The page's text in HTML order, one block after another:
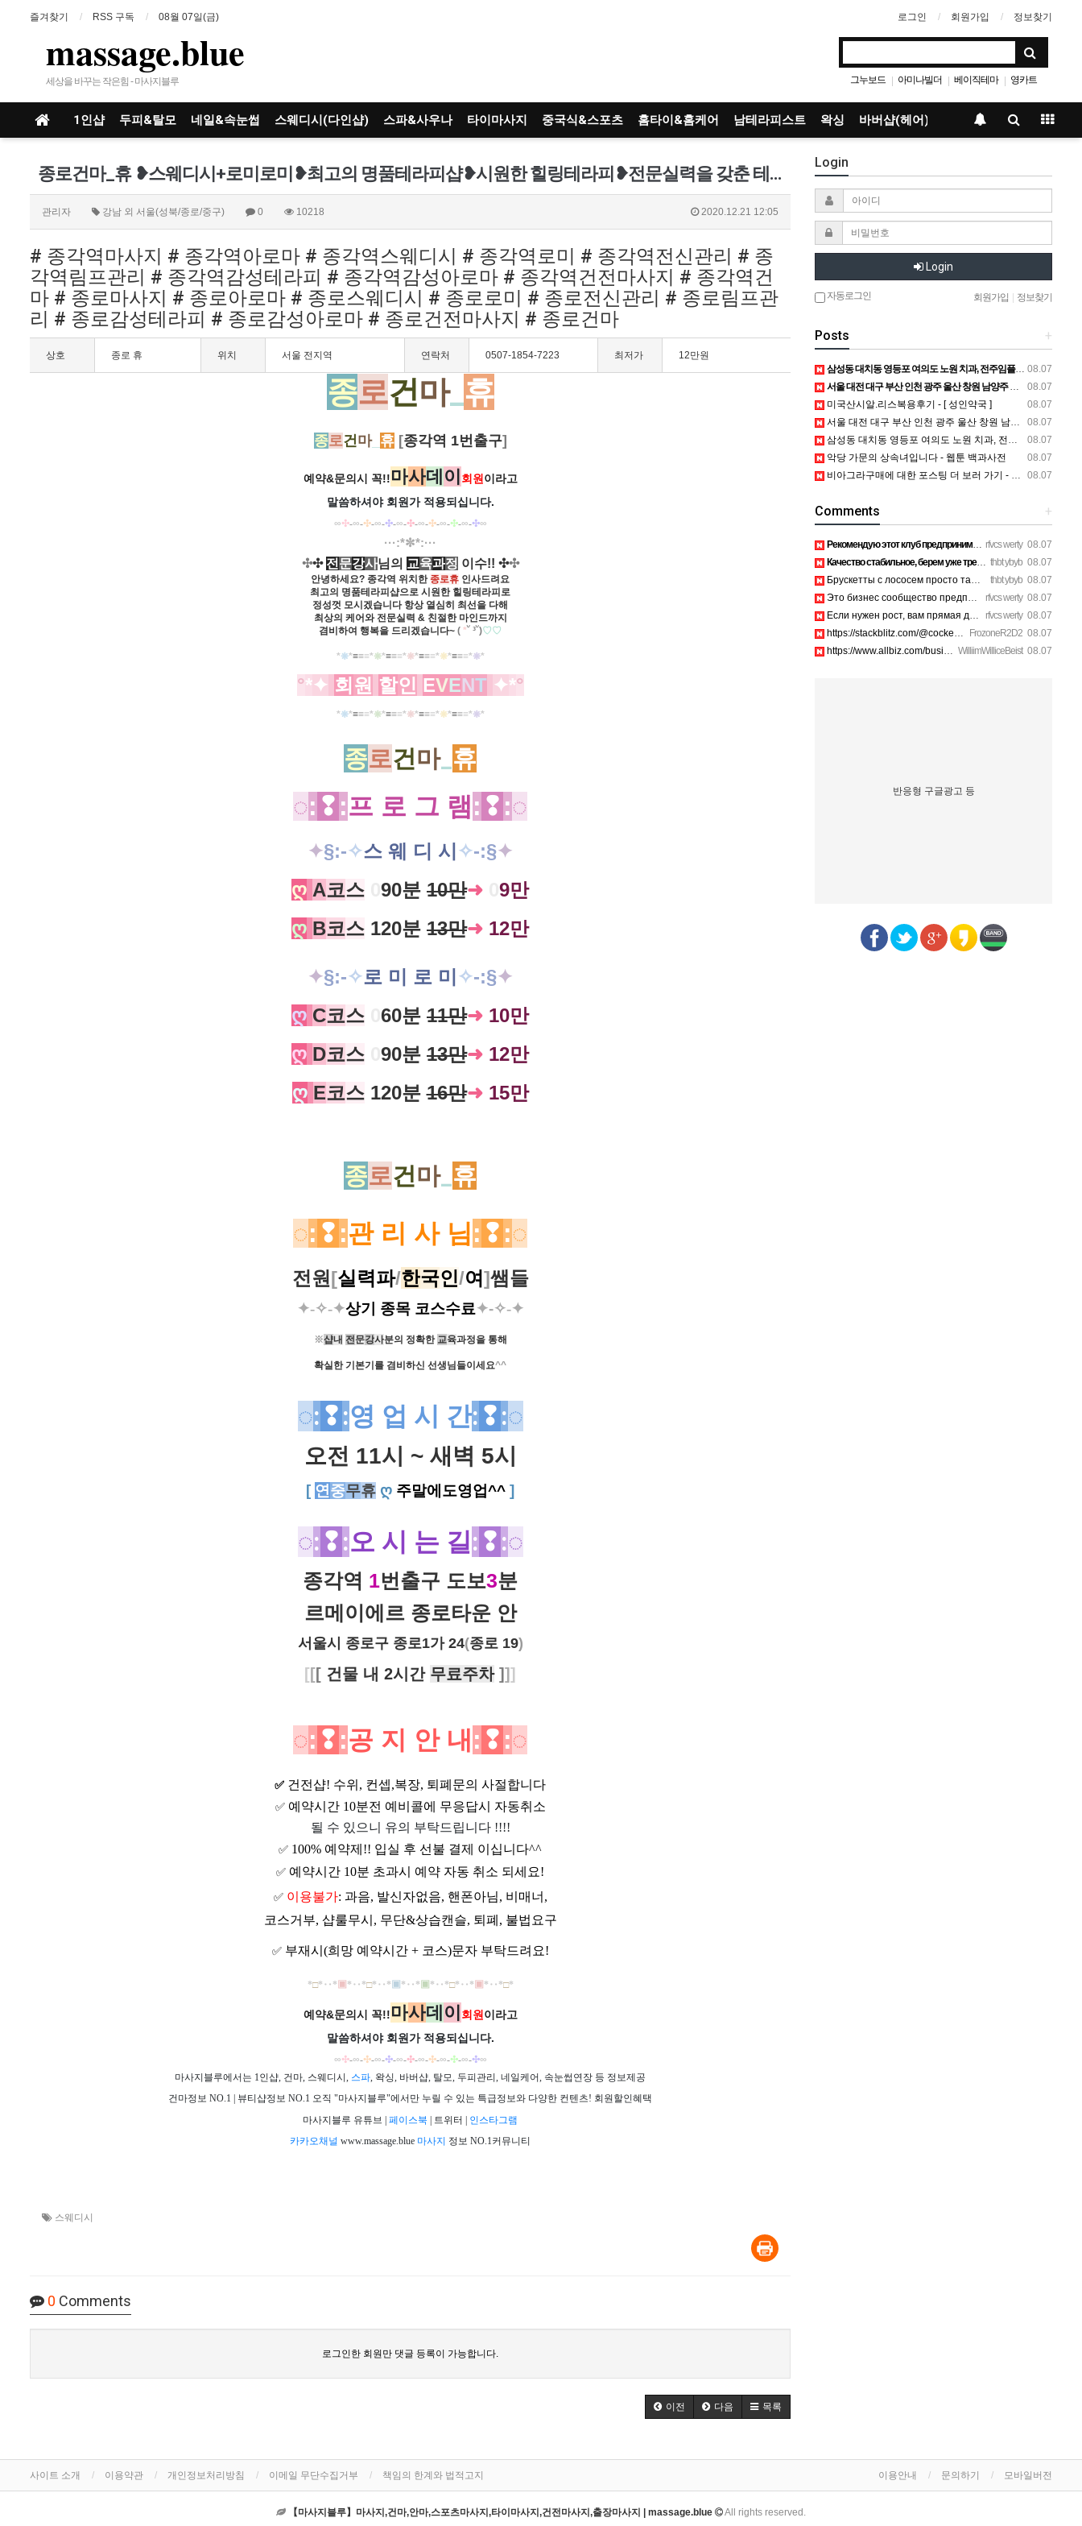
즐겨찾기 RSS 구독 08월 07일(금) 로그인 회원가입 정보찾기
massage.blue
세상을 바꾸는 작은힘 - 마사지블루 그누보드 | 아미나빌더 | 베이직테마 | 영카트
1인샵 두피&탈모 네일&속눈썹 스웨디시(다인샵) 스파&사우나 타이마사지 중국식&스포츠 홈타이&홈케어 남테라피스트 왁싱 바버샵(헤어)
종로건마_휴 ❥스웨디시+로미로미❥최고의 명품테라피샵❥시원한 힐링테라피❥전문실력을 갖춘 테라피스트의 최상의 케어❥ 종각역건마_휴
관리자 강남 외 서울(성북/종로/중구) 0 10218 2020.12.21 12:05
# 종각역마사지 # 종각역아로마 # 종각역스웨디시 # 종각역로미 # 종각역전신관리 # 종
각역림프관리 # 종각역감성테라피 # 종각역감성아로마 # 종각역건전마사지 # 종각역건
마 # 종로마사지 # 종로아로마 # 종로스웨디시 # 종로로미 # 종로전신관리 # 종로림프관
리 # 종로감성테라피 # 종로감성아로마 # 종로건전마사지 # 종로건마
상호 종로 휴 위치 서울 전지역 연락처 0507-1854-7223 최저가 12만원
종로건마_ 휴
종로건마_ 휴[종각역 1번출구]
예약&문의시 꼭!!마사데 이 회원 이라고
말씀하셔야 회원가 적용되십니다.
∞✣-∞-✣-∞-✣-∞-✣-∞-✣-∞-✣-∞-✣∞
·​​··:*✼*:···
✣✣ 전 문강사님의 교육과정 이수!! ✣✣
안녕하세요? 종각역 위치한 종로휴 인사드려요
최고의 명품테라피 샵으로 시원한힐링테라피로
정성껏 모시겠습니다 항상 열심히 최선을 다해
최상의 케어와 전문실력 & 친절한 마인드까지
겸비하여 행복을 드리겠습니다~ ( *˘ ³˘)♡♡
*❋*≡≡≡*❋*≡≡≡*❋*≡≡≡*❋*≡≡≡*❋*
°*✦ 회 원 할인 EVENT ✦*°
*❋*≡≡≡*❋*≡≡≡*❋*≡≡≡*❋*≡≡≡*❋*
종로건마_ 휴
◌: ❢ :프 로 그 램: ❢ :◌
✦§:-✧스 웨 디 시 ✧-:§✦
ღ A코스 90분 10만➜
9만
ღ B코스 120분 13만➜ 12만
✦§:-✧로 미 로 미 ✧-:§✦
ღ C코스 60분 11만➜ 10만
ღ D코스 90분 13만➜ 12만
ღ E코스120분16만➜ 15만
종로건마_ 휴
◌: ❢ :관 리 사 님: ❢ :◌
전원 [실력파/한국인/여]쌤들
✦-✧-✦상기 종목 코스수료✦-✧-✦
※샵내 전문강사분의 정확한 교육과정을 통해
확실한 기본기를 겸비하신 선생님들이세요^^
◌: ❢:영 업 시 간: ❢:◌
오전 11시 ~ 새벽 5시
[ 연 중무휴 ღ 주말에도영업^^ ]
◌: ❢:오 시 는 길: ❢:◌
종각역 1번출구 도보3분
르메이에르 종로타운 안
서울시 종로구 종로1가 24(종로 19)
[ [[ 건물 내 2시간 무료주차 ]]]
◌: ❢ :공 지 안 내 : ❢ :◌
✅ 건전샵! 수위, 컨셉,복장, 퇴폐문의 사절합니다
✅ 예약시간 10분전 예비콜에 무응답시 자동취소
될 수 있으니 유의 부탁드립니다 !!!!
✅ 100% 예약제!! 입실 후 선불 결제 이십니다^^
✅ 예약시간 10분 초과시 예약 자동 취소 되세요!
✅ 이용불가: 과음, 발신자없음, 핸폰아님, 비매너,
코스거부, 샵룰무시, 무단&상습캔슬, 퇴폐, 불법요구
✅ 부재시(희망 예약시간 + 코스)문자 부탁드려요!
*□* ‥ * ▣ * ‥*□* ‥ * ▣ * ‥ * ▣ * ‥*□* ‥* ▣ * ‥ *□*
예약&문의시 꼭!!마사데 이 회원 이라고
말씀하셔야 회원가 적용되십니다.
∞✣-∞-✣-∞-✣-∞-✣-∞-✣-∞-✣-∞-✣∞
마사지블루에서는 1인샵, 건마, 스웨디시, 스파, 왁싱, 바버샵, 탈모, 두피관리, 네일케어, 속눈썹연장 등 정보제공
건마정보 NO.1 | 뷰티샵정보 NO.1 오직 "마사지블루"에서만 누릴 수 있는 특급정보와 다양한 컨텐츠! 회원할인혜택
마사지블루 유튜브 | 페이스북 | 트위터 | 인스타그램
카카오채널 www.massage.blue 마사지 정보 NO.1커뮤니티
스웨디시
0 Comments
로그인한 회원만 댓글 등록이 가능합니다.
이전 다음 목록
Login
Login
자동로그인 회원가입 정보찾기
+
Posts
08.07
삼성동 대치동 영등포 여의도 노원 치과, 전주임플란트 대구정형외과 광주피부과 정보
08.07
서울 대전 대구 부산 인천 광주 울산 창원 남양주 이혼전문변호사 정보
08.07
미국산시알.리스복용후기 - [ 성인약국 ]
08.07
서울 대전 대구 부산 인천 광주 울산 창원 남양주 이혼전문변호사 정보
08.07
삼성동 대치동 영등포 여의도 노원 치과, 전주임플란트 대구정형외과 광주피부과 정보
08.07
악당 가문의 상속녀입니다 - 웹툰 백과사전
08.07
비아그라구매에 대한 포스팅 더 보러 가기 - 비아센터
+
Comments
rfvcs werty 08.07
Рекомендую этот клуб предпринимателей Санкт-Петербург всем в…
thbt ybyb 08.07
Качество стабильное, берем уже третий раз на планерки. https…
thbt ybyb 08.07
Брускетты с лососем просто тают во рту, рекомендую. https://…
rfvcs werty 08.07
Это бизнес сообщество предпринимателей в Санкт-Петербурге эк…
rfvcs werty 08.07
Если нужен рост, вам прямая дорога в этот клуб предпринимате…
FrozoneR2D2 08.07
https://stackblitz.com/@cockerhanstartup/collections/1-888-7…
WilliimWilliceBeist 08.07
https://www.allbiz.com/business/mcafee-inc_172c https://site…
반응형 구글광고 등
사이트 소개 이용약관 개인정보처리방침 이메일 무단수집거부 책임의 한계와 법적고지 이용안내 문의하기 모바일버전
【마사지블루】마사지,건마,안마,스포츠마사지,타이마사지,건전마사지,출장마사지 | massage.blue All rights reserved.